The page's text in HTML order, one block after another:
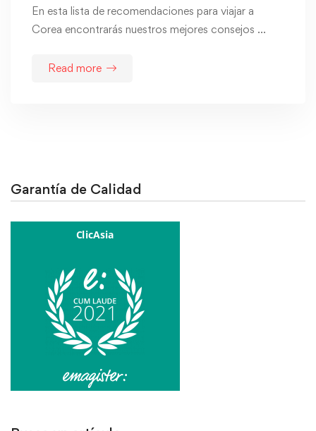
En esta lista de recomendaciones para viajar a
Corea encontrarás nuestros mejores consejos …
Read more
Garantía de Calidad